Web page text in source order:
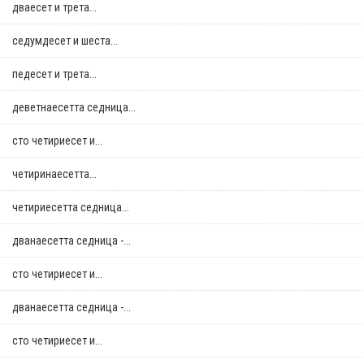
дваесет и трета...
седумдесет и шеста...
педесет и трета...
деветнаесетта седница...
сто четириесет и...
четиринаесетта...
четириесетта седница...
дванаесетта седница -...
сто четириесет и...
дванаесетта седница -...
сто четириесет и...